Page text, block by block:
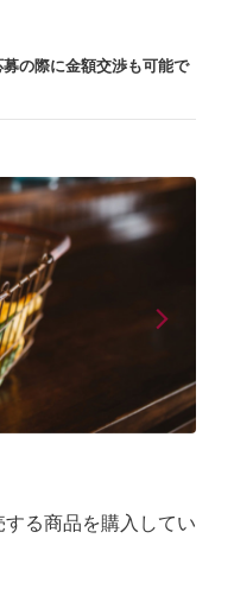
募の際に金額交渉も可能で
arrow_forward_iosNext
る商品を購入してい